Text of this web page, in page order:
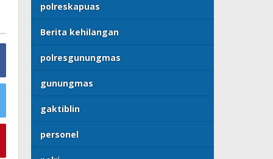
polreskapuas
Berita kehilangan
polresgunungmas
gunungmas
gaktiblin
personel